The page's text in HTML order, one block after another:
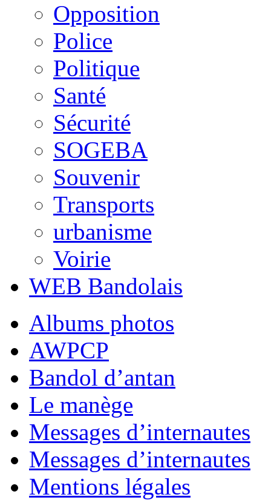
Opposition
Police
Politique
Santé
Sécurité
SOGEBA
Souvenir
Transports
urbanisme
Voirie
WEB Bandolais
Albums photos
AWPCP
Bandol d’antan
Le manège
Messages d’internautes
Messages d’internautes
Mentions légales